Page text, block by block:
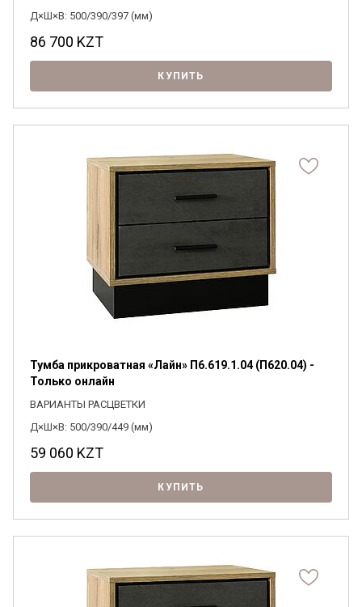
Д×Ш×В: 500/390/397 (мм)
86 700 KZT
КУПИТЬ
Тумба прикроватная «Лайн» П6.619.1.04 (П620.04) -
Только онлайн
ВАРИАНТЫ РАСЦВЕТКИ
Д×Ш×В: 500/390/449 (мм)
59 060 KZT
КУПИТЬ